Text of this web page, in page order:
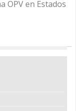
OPV en Estados